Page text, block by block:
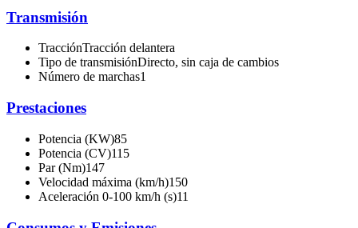
Transmisión
TracciónTracción delantera
Tipo de transmisiónDirecto, sin caja de cambios
Número de marchas1
Prestaciones
Potencia (KW)85
Potencia (CV)115
Par (Nm)147
Velocidad máxima (km/h)150
Aceleración 0-100 km/h (s)11